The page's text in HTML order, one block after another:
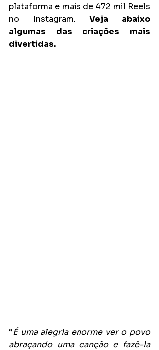
plataforma e mais de 472 mil Reels
no Instagram. Veja abaixo
algumas das criações mais
divertidas.
“É uma alegria enorme ver o povo
abraçando uma canção e fazê-la